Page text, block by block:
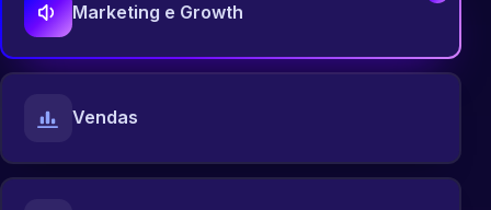
Marketing e Growth
Vendas